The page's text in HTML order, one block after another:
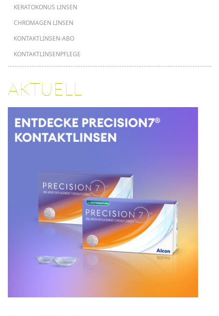
KERATOKONUS LINSEN
CHROMAGEN LINSEN
KONTAKTLINSEN-ABO
KONTAKTLINSENPFLEGE
AKTUELL